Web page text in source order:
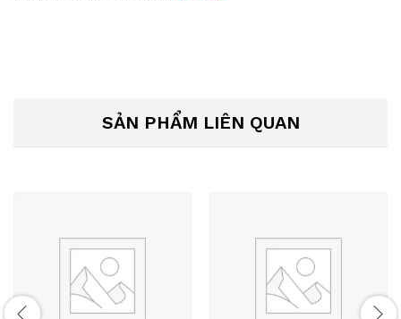
SẢN PHẨM LIÊN QUAN